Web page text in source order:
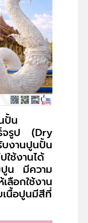
ปั้น
จรูป (Dry
งานปูนปั้น
ใช้งานได้
ปูน มีความ
อกใช้งาน
นื้อปูนมีสีที่